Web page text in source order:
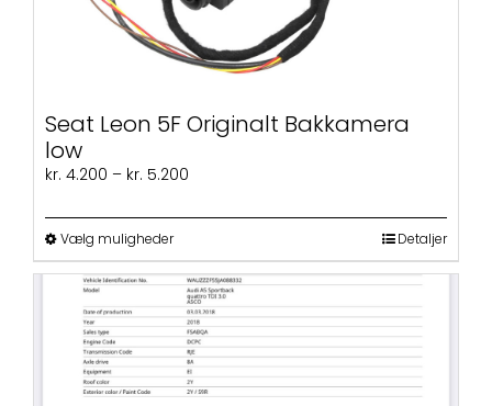
Seat Leon 5F Originalt Bakkamera
low
kr. 4.200 – kr. 5.200
til
Vælg mulighederDette
vare
har
flere
varianter.
Mulighederne
kan
vælges
Detaljer